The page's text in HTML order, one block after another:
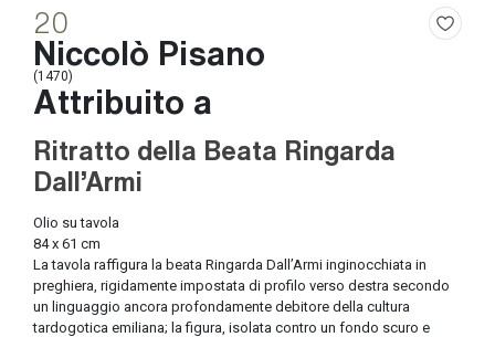
20
Niccolò Pisano
(1470)
Attribuito a
Ritratto della Beata Ringarda
Dall’Armi
Olio su tavola
84 x 61 cm
La tavola raffigura la beata Ringarda Dall’Armi inginocchiata in
preghiera, rigidamente impostata di profilo verso destra secondo
un linguaggio ancora profondamente debitore della cultura
tardogotica emiliana; la figura, isolata contro un fondo scuro e